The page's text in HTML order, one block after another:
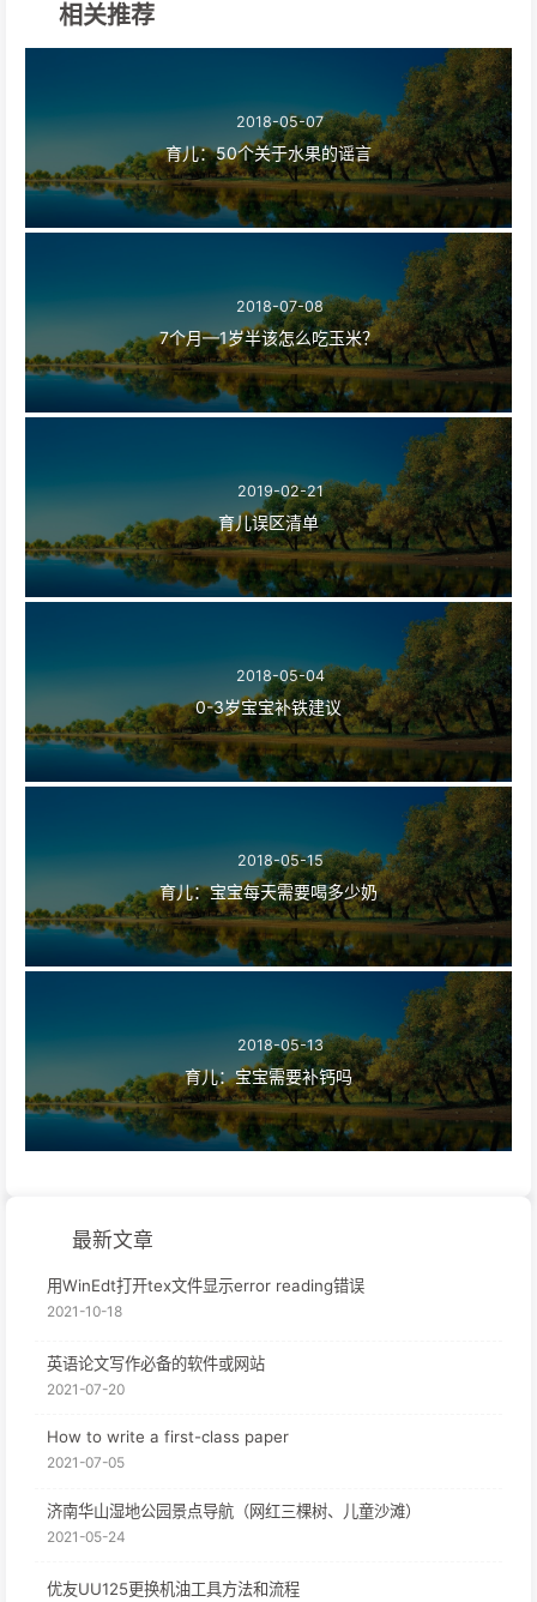
相关推荐
2018-05-07
育儿：50个关于水果的谣言
2018-07-08
7个月—1岁半该怎么吃玉米？
2019-02-21
育儿误区清单
2018-05-04
0-3岁宝宝补铁建议
2018-05-15
育儿：宝宝每天需要喝多少奶
2018-05-13
育儿：宝宝需要补钙吗
最新文章
用WinEdt打开tex文件显示error reading错误
2021-10-18
英语论文写作必备的软件或网站
2021-07-20
How to write a first-class paper
2021-07-05
济南华山湿地公园景点导航（网红三棵树、儿童沙滩）
2021-05-24
优友UU125更换机油工具方法和流程